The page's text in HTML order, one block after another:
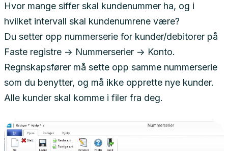
Hvor mange siffer skal kundenummer ha, og i
hvilket intervall skal kundenumrene være?
Du setter opp nummerserie for kunder/debitorer på
Faste registre -> Nummerserier -> Konto.
Regnskapsfører må sette opp samme nummerserie
som du benytter, og må ikke opprette nye kunder.
Alle kunder skal komme i filer fra deg.